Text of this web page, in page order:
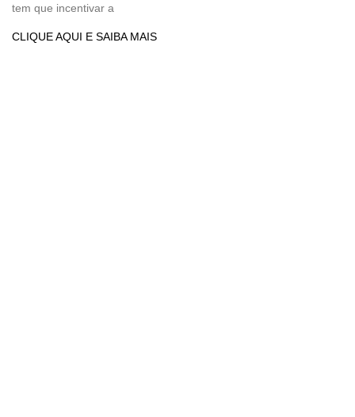
tem que incentivar a
CLIQUE AQUI E SAIBA MAIS